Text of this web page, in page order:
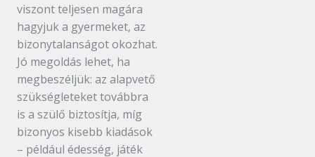
viszont teljesen magára
hagyjuk a gyermeket, az
bizonytalanságot okozhat.
Jó megoldás lehet, ha
megbeszéljük: az alapvető
szükségleteket továbbra
is a szülő biztosítja, míg
bizonyos kisebb kiadások
– például édesség, játék